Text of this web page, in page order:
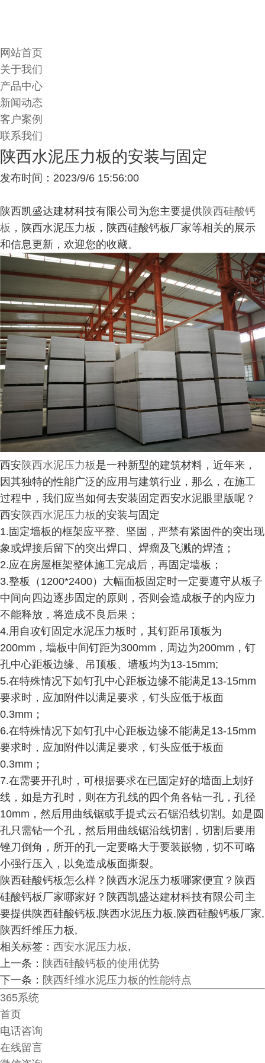
网站首页
关于我们
产品中心
新闻动态
客户案例
联系我们
陕西水泥压力板的安装与固定
发布时间：2023/9/6 15:56:00
陕西凯盛达建材科技有限公司为您主要提供陕西硅酸钙
板 ，陕西水泥压力板，陕西硅酸钙板厂家等相关的展示
和信息更新，欢迎您的收藏。
西安 陕西水泥压力板是一种新型的建筑材料，近年来，
因其独特的性能广泛的应用与建筑行业，那么，在施工
过程中，我们应当如何去安装固定西安水泥眼里版呢？
西安 陕西水泥压力板的安装与固定
1.固定墙板的框架应平整、坚固，严禁有紧固件的突出现
象或焊接后留下的突出焊口、焊瘤及飞溅的焊渣；
2.应在房屋框架整体施工完成后，再固定墙板；
3.整板（1200*2400）大幅面板固定时一定要遵守从板子
中间向四边逐步固定的原则，否则会造成板子的内应力
不能释放，将造成不良后果；
4.用自攻钉固定水泥压力板时，其钉距吊顶板为
200mm，墙板中间钉距为300mm，周边为200mm，钉
孔中心距板边缘、吊顶板、墙板均为13-15mm;
5.在特殊情况下如钉孔中心距板边缘不能满足13-15mm
要求时，应加附件以满足要求，钉头应低于板面
0.3mm；
6.在特殊情况下如钉孔中心距板边缘不能满足13-15mm
要求时，应加附件以满足要求，钉头应低于板面
0.3mm；
7.在需要开孔时，可根据要求在已固定好的墙面上划好
线，如是方孔时，则在方孔线的四个角各钻一孔，孔径
10mm，然后用曲线锯或手提式云石锯沿线切割。如是圆
孔只需钻一个孔，然后用曲线锯沿线切割，切割后要用
锉刀倒角，所开的孔一定要略大于要装嵌物，切不可略
小强行压入，以免造成板面撕裂。
陕西硅酸钙板怎么样？陕西水泥压力板哪家便宜？陕西
硅酸钙板厂家哪家好？陕西凯盛达建材科技有限公司主
要提供陕西硅酸钙板,陕西水泥压力板,陕西硅酸钙板厂家,
陕西纤维压力板,
相关标签： 西安水泥压力板,
上一条： 陕西硅酸钙板的使用优势
下一条： 陕西纤维水泥压力板的性能特点
365系统
首页
电话咨询
在线留言